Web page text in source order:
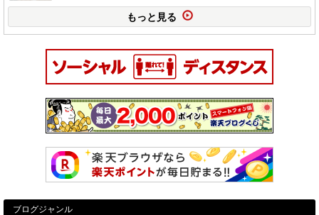
もっと見る
ブログジャンル